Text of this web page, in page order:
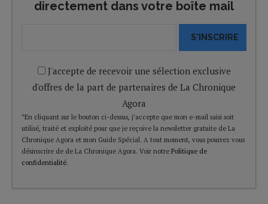
directement dans votre boîte mail
S'INSCRIRE
J'accepte de recevoir une sélection exclusive
d'offres de la part de partenaires de La Chronique
Agora
*En cliquant sur le bouton ci-dessus, j’accepte que mon e-mail saisi soit
utilisé, traité et exploité pour que je reçoive la newsletter gratuite de La
Chronique Agora et mon Guide Spécial. A tout moment, vous pourrez vous
désinscrire de de La Chronique Agora. Voir notre Politique de
confidentialité.